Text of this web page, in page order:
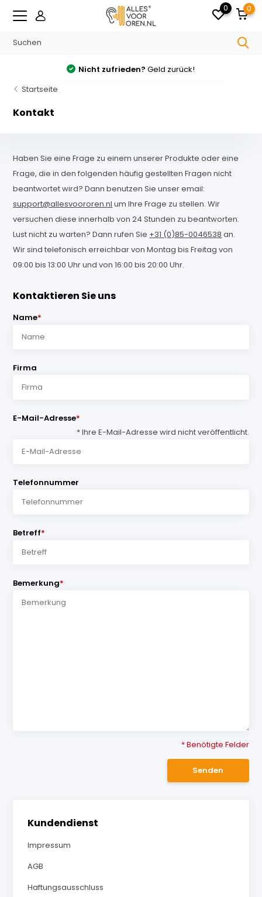
0 0
Nicht zufrieden? Geld zurück!
Startseite
Kundendienst
Impressum
AGB
Haftungsausschluss
Kontakt
Haben Sie eine Frage zu einem unserer Produkte oder eine
Frage, die in den folgenden häufig gestellten Fragen nicht
beantwortet wird? Dann benutzen Sie unser email:
support@allesvoororen.nl um Ihre Frage zu stellen. Wir
versuchen diese innerhalb von 24 Stunden zu beantworten.
Lust nicht zu warten? Dann rufen Sie +31 (0)85-0046538 an.
Wir sind telefonisch erreichbar von Montag bis Freitag von
09:00 bis 13:00 Uhr und von 16:00 bis 20:00 Uhr.
Kontaktieren Sie uns
Name*
Firma
E-Mail-Adresse*
* Ihre E-Mail-Adresse wird nicht veröffentlicht.
Telefonnummer
Betreff*
Bemerkung*
* Benötigte Felder
Senden